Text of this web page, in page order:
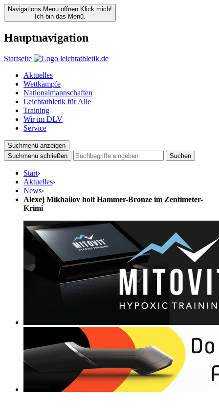
Navigations Menu öffnen Klick mich!
Ich bin das Menü.
Hauptnavigation
Startseite
Aktuelles
Wettkämpfe
Nationalmannschaften
Leichtathletik für Alle
Training
Wir im DLV
Service
Suchmenü anzeigen
Suchmenü schließen
Suchen
Start›
Aktuelles›
News›
Alexej Mikhailov holt Hammer-Bronze im Zentimeter-
Krimi